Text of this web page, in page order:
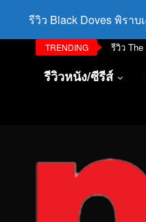
รีวิว Black Doves พิรา
TRENDING รีวิว
รีวิวหนัง/ซีรีส์